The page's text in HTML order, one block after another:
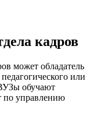
кадров
может обладатель
или
обучают
по управлению